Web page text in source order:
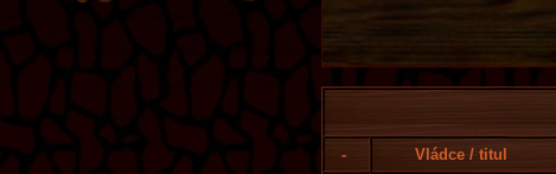
- Vládce / titul